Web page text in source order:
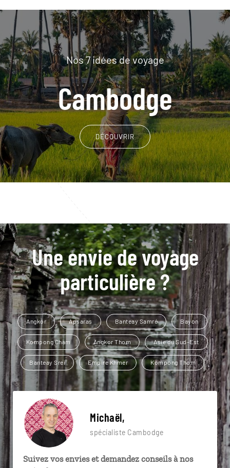
Nos 7 idées de voyage
Cambodge
DÉCOUVRIR
Une envie de voyage
particulière ?
Angkor Apsaras Banteay Samré Bayon
Kompong Cham Angkor Thom Asie du Sud-Est
Banteay Srei Empire Khmer Kompong Thom
Michaël,
spécialiste Cambodge
Suivez vos envies et demandez conseils à nos